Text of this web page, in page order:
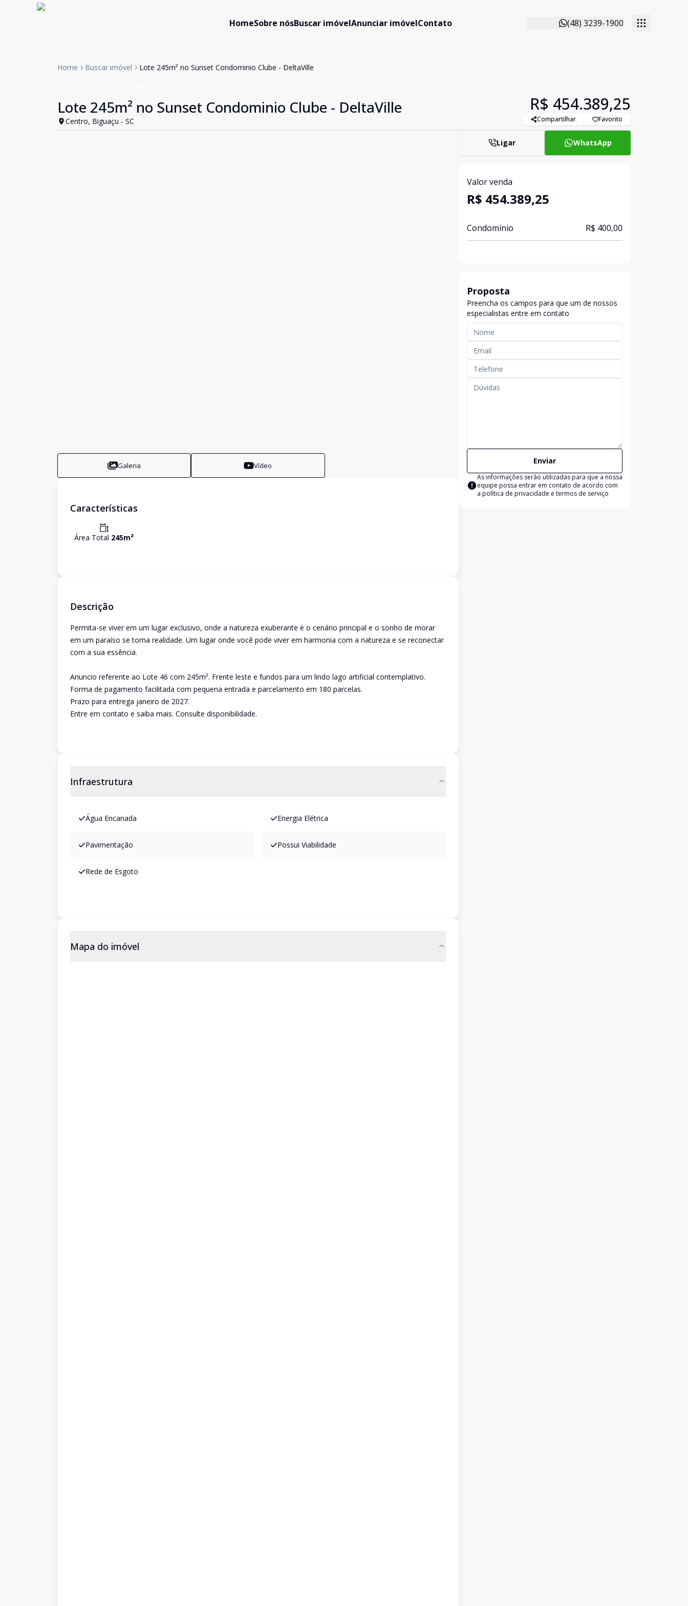
HomeSobre nósBuscar imóvelAnunciar imóvelContato (48) 3239-1900
Home Buscar imóvel Lote 245m² no Sunset Condominio Clube - DeltaVille
Lote 245m² no Sunset Condominio Clube - DeltaVille
Centro, Biguaçu - SC
R$ 454.389,25
Compartilhar Favorito
Galeria Vídeo
Características
Área Total 245m²
Descrição
Permita-se viver em um lugar exclusivo, onde a natureza exuberante é o cenário principal e o sonho de morar
em um paraíso se torna realidade. Um lugar onde você pode viver em harmonia com a natureza e se reconectar
com a sua essência.
Anuncio referente ao Lote 46 com 245m². Frente leste e fundos para um lindo lago artificial contemplativo.
Forma de pagamento facilitada com pequena entrada e parcelamento em 180 parcelas.
Prazo para entrega janeiro de 2027.
Entre em contato e saiba mais. Consulte disponibilidade.
Infraestrutura
Água Encanada Energia Elétrica
Pavimentação Possui Viabilidade
Rede de Esgoto
Mapa do imóvel
Ligar WhatsApp
Valor venda
R$ 454.389,25
Condomínio R$ 400,00
Proposta
Preencha os campos para que um de nossos
especialistas entre em contato
Enviar
As informações serão utilizadas para que a nossa
equipe possa entrar em contato de acordo com
a política de privacidade e termos de serviço